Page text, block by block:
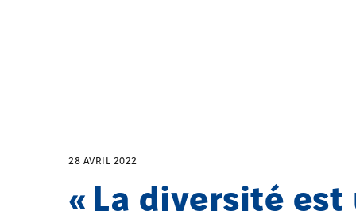
28 AVRIL 2022
« La diversité est